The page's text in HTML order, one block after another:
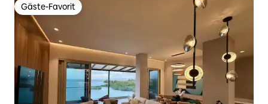
Gäste-Favorit
Gäste-Favorit